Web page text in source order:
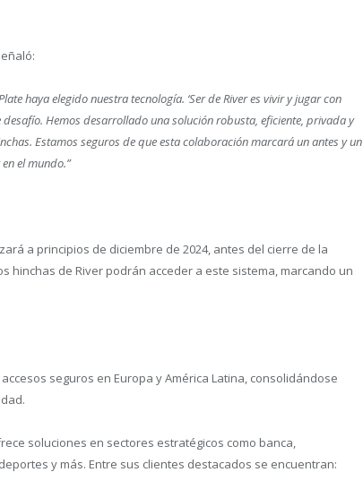
haya elegido nuestra tecnología. ‘Ser de River es vivir y jugar con
desafío. Hemos desarrollado una solución robusta, eficiente, privada y
Estamos seguros de que esta colaboración marcará un antes y un
el mundo.”
a principios de diciembre de 2024, antes del cierre de la
hinchas de River podrán acceder a este sistema, marcando un
seguros en Europa y América Latina, consolidándose
soluciones en sectores estratégicos como banca,
y más. Entre sus clientes destacados se encuentran: